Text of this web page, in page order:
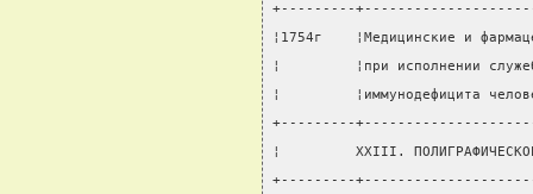
+---------
¦1754г    ¦Медицинские и
¦         ¦при исполнении
¦         ¦иммунодефицита
+---------
¦         XXIII.
+---------